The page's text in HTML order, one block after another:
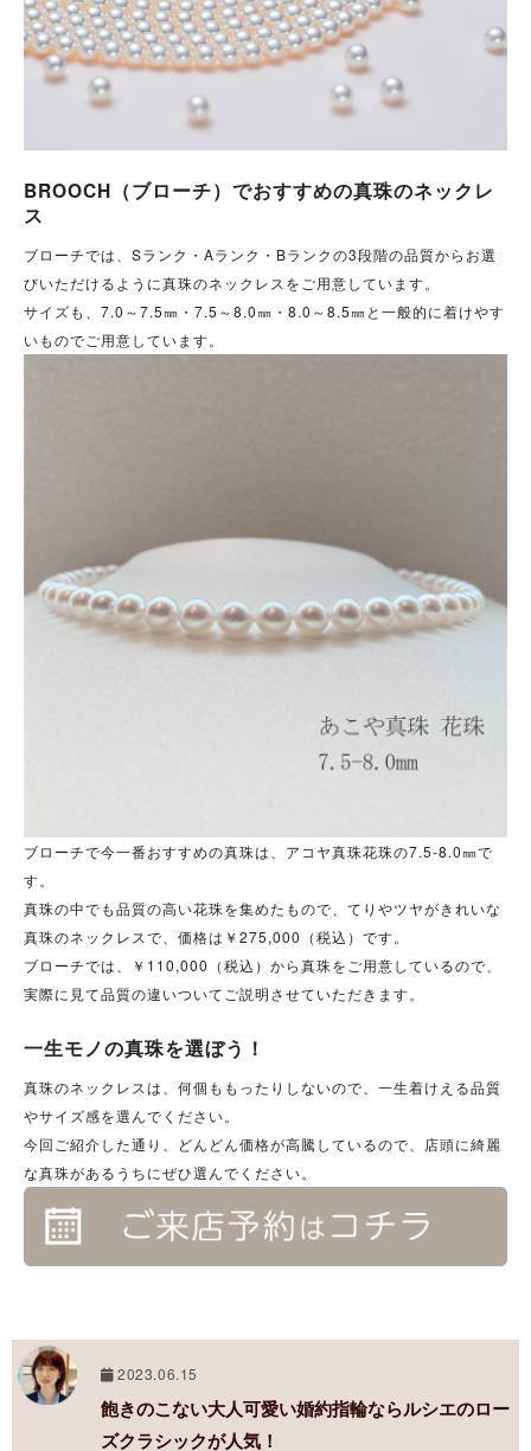
BROOCH（ブローチ）でおすすめの真珠のネックレ
ス
ブローチでは、Sランク・Aランク・Bランクの3段階の品質からお選
びいただけるように真珠のネックレスをご用意しています。
サイズも、7.0～7.5㎜・7.5～8.0㎜・8.0～8.5㎜と一般的に着けやす
いものでご用意しています。
ブローチで今一番おすすめの真珠は、アコヤ真珠花珠の7.5‐8.0㎜で
す。
真珠の中でも品質の高い花珠を集めたもので、てりやツヤがきれいな
真珠のネックレスで、価格は￥275,000（税込）です。
ブローチでは、￥110,000（税込）から真珠をご用意しているので、
実際に見て品質の違いついてご説明させていただきます。
一生モノの真珠を選ぼう！
真珠のネックレスは、何個ももったりしないので、一生着けえる品質
やサイズ感を選んでください。
今回ご紹介した通り、どんどん価格が高騰しているので、店頭に綺麗
な真珠があるうちにぜひ選んでください。
2023.06.15
飽きのこない大人可愛い婚約指輪ならルシエのロー
ズクラシックが人気！